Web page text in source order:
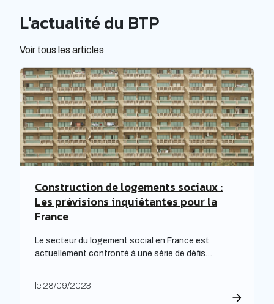
L'actualité du BTP
Voir tous les articles
Construction de logements sociaux :
Les prévisions inquiétantes pour la
France
Le secteur du logement social en France est
actuellement confronté à une série de défis
répondre à leurs obligations de rénovation, mais
le 28/09/2023